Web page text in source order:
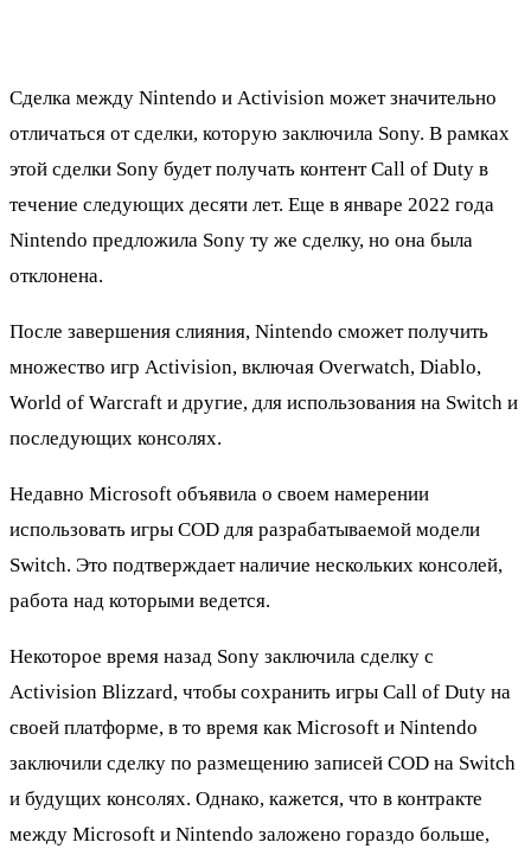
Сделка между Nintendo и Activision может значительно
отличаться от сделки, которую заключила Sony. В рамках
этой сделки Sony будет получать контент Call of Duty в
течение следующих десяти лет. Еще в январе 2022 года
Nintendo предложила Sony ту же сделку, но она была
отклонена.
После завершения слияния, Nintendo сможет получить
множество игр Activision, включая Overwatch, Diablo,
World of Warcraft и другие, для использования на Switch и
последующих консолях.
Недавно Microsoft объявила о своем намерении
использовать игры COD для разрабатываемой модели
Switch. Это подтверждает наличие нескольких консолей,
работа над которыми ведется.
Некоторое время назад Sony заключила сделку с
Activision Blizzard, чтобы сохранить игры Call of Duty на
своей платформе, в то время как Microsoft и Nintendo
заключили сделку по размещению записей COD на Switch
и будущих консолях. Однако, кажется, что в контракте
между Microsoft и Nintendo заложено гораздо больше,